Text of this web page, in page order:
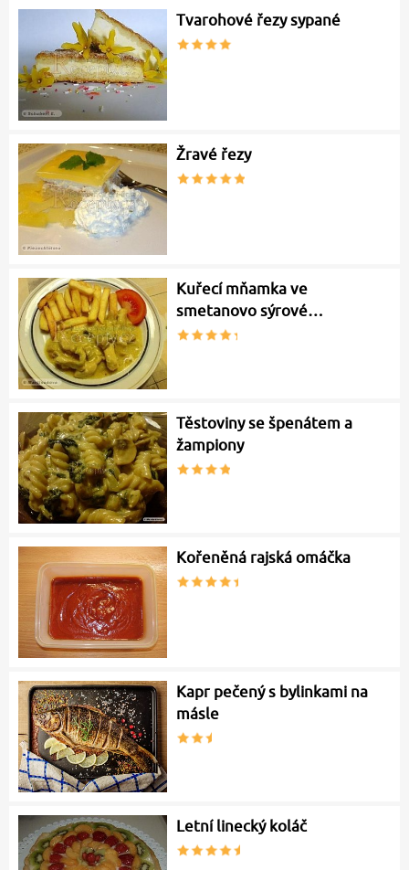
Tvarohové řezy sypané
Žravé řezy
Kuřecí mňamka ve
smetanovo sýrové…
Těstoviny se špenátem a
žampiony
Kořeněná rajská omáčka
Kapr pečený s bylinkami na
másle
Letní linecký koláč